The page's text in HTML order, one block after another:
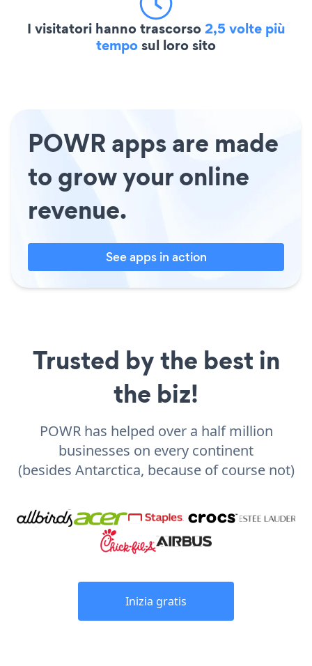
I visitatori hanno trascorso2,5 volte più
temposul loro sito
POWR apps are made
to grow your online
revenue.
See apps in action
Trusted by the best in
the biz!
POWR has helped over a half million
businesses on every continent
(besides Antarctica, because of course not)
Inizia gratis